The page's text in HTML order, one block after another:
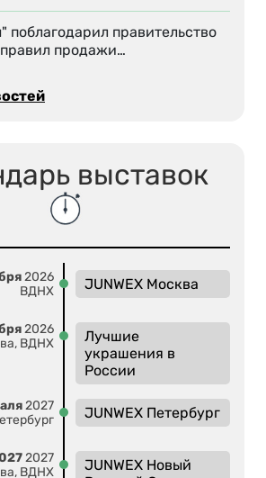
поблагодарил правительство
продажи…
выставок
2026
ВДНХ
JUNWEX Москва
2026
ВДНХ
Лучшие
украшения в
России
2027
JUNWEX Петербург
2027
ВДНХ
JUNWEX Новый